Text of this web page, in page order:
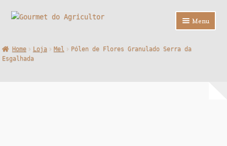
Ir
navegação
Saltar
conteúdo
Menu
Sobre Nós
Home Loja Mel
Pólen de Flores Granulado Serra da
Esgalhada